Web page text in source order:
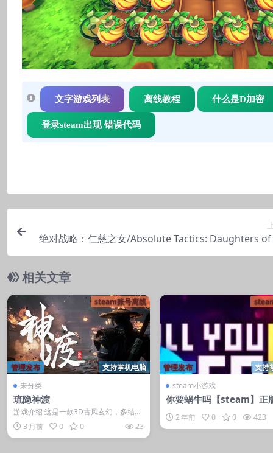
文字游戏列表 离线教程 什么是D加密
登录steam出现 错误代码
绝对战略：仁慈之女/Absolute Tactics: Daughters
相关文章
steam账号离线
支持掌机电脑
管理发布
未分类
琉隐神渡
游戏介绍 这是一款3D古风玄幻，多结局
的动作角色扮演游戏，本作为琉隐系列
三作，琉...
3 月前 0 0 23
支持
管理发布
steam小游戏
你要蜗牛吗【steam】正
2 年前 0 0 423